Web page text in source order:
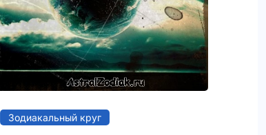
Зодиакальный круг